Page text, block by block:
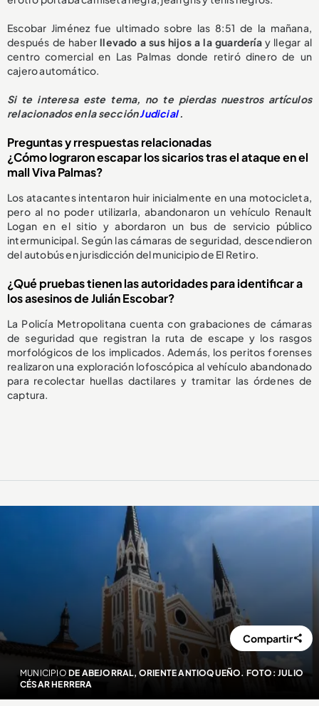
Escobar Jiménez fue ultimado sobre las 8:51 de la mañana,
después de haberllevado a sus hijos a la guarderíay llegar al
centro comercial en Las Palmas donde retiró dinero de un
cajero automático.
Si te interesa este tema, no te pierdas nuestros artículos
relacionados en la secciónJudicial.
Preguntas y rrespuestas relacionadas
¿Cómo lograron escapar los sicarios tras el ataque en el
mall Viva Palmas?
Los atacantes intentaron huir inicialmente en una motocicleta,
pero al no poder utilizarla, abandonaron un vehículo Renault
Logan en el sitio y abordaron un bus de servicio público
intermunicipal. Según las cámaras de seguridad, descendieron
del autobús en jurisdicción del municipio de El Retiro.
¿Qué pruebas tienen las autoridades para identificar a
los asesinos de Julián Escobar?
La Policía Metropolitana cuenta con grabaciones de cámaras
de seguridad que registran la ruta de escape y los rasgos
morfológicos de los implicados. Además, los peritos forenses
realizaron una exploración lofoscópica al vehículo abandonado
para recolectar huellas dactilares y tramitar las órdenes de
captura.
MUNICIPIO DE ABEJORRAL, ORIENTE ANTIOQUEÑO. FOTO: JULIO
CÉSAR HERRERA
Compartir